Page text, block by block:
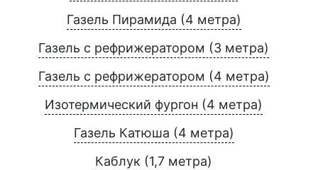
Газель Пирамида (4 метра)
Газель с рефрижератором (3 метра)
Газель с рефрижератором (4 метра)
Изотермический фургон (4 метра)
Газель Катюша (4 метра)
Каблук (1,7 метра)